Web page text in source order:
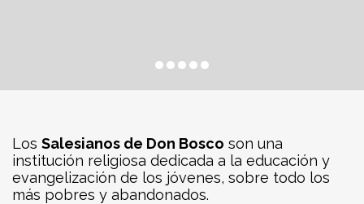
Los Salesianos de Don Bosco son una
institución religiosa dedicada a la educación y
evangelización de los jóvenes, sobre todo los
más pobres y abandonados.